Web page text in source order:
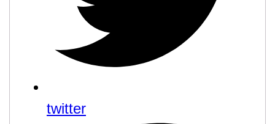
twitter